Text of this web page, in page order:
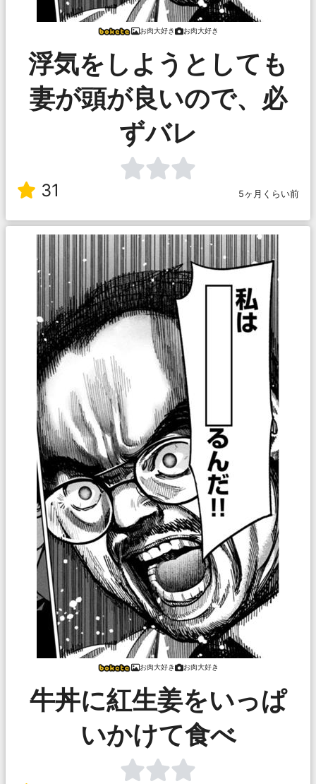
お肉大好き お肉大好き
浮気をしようとしても
妻が頭が良いので、必
ずバレ
31 5ヶ月くらい前
お肉大好き お肉大好き
牛丼に紅生姜をいっぱ
いかけて食べ